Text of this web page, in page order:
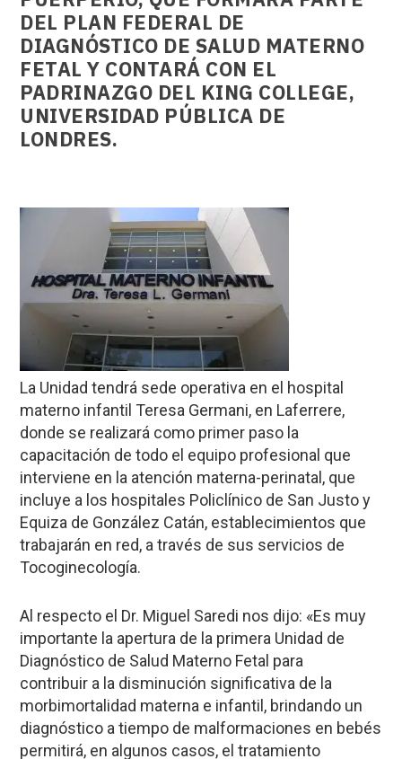
DEL PLAN FEDERAL DE
DIAGNÓSTICO DE SALUD MATERNO
FETAL Y CONTARÁ CON EL
PADRINAZGO DEL KING COLLEGE,
UNIVERSIDAD PÚBLICA DE
LONDRES.
La Unidad tendrá sede operativa en el hospital
materno infantil Teresa Germani, en Laferrere,
donde se realizará como primer paso la
capacitación de todo el equipo profesional que
interviene en la atención materna-perinatal, que
incluye a los hospitales Policlínico de San Justo y
Equiza de González Catán, establecimientos que
trabajarán en red, a través de sus servicios de
Tocoginecología.
Al respecto el Dr. Miguel Saredi nos dijo: «Es muy
importante la apertura de la primera Unidad de
Diagnóstico de Salud Materno Fetal para
contribuir a la disminución significativa de la
morbimortalidad materna e infantil, brindando un
diagnóstico a tiempo de malformaciones en bebés
permitirá, en algunos casos, el tratamiento